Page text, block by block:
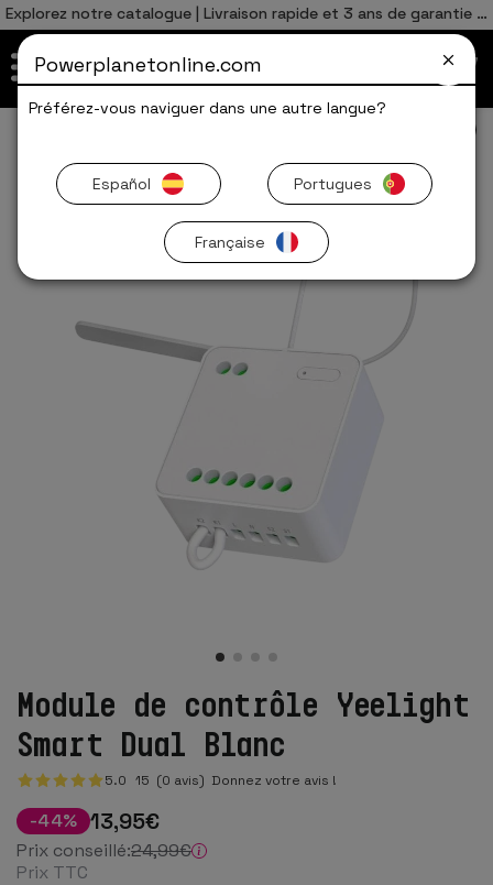
Explorez notre catalogue | Livraison rapide et 3 ans de garantie 🚀
Module de contrôle Yeelight
Smart Dual Blanc
5.0 15 (0 avis) Donnez votre avis !
-44% 13,95€
Prix conseillé:24,99€
Prix TTC
Total 0,00€
Powerplanetonline.com
Préférez-vous naviguer dans une autre langue?
Español Portugues
Française
Español
ES
PT